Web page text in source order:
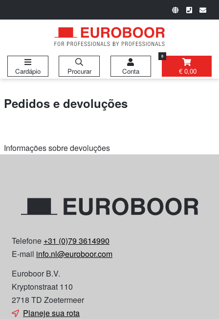
Cardápio Procurar Conta
0
€ 0,00
Pedidos e devoluções
Informações sobre devoluções
Telefone +31 (0)79 3614990
E-mail info.nl@euroboor.com
Euroboor B.V.
Kryptonstraat 110
2718 TD Zoetermeer
Planeje sua rota